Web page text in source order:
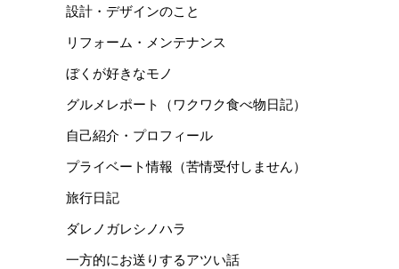
設計・デザインのこと
リフォーム・メンテナンス
ぼくが好きなモノ
グルメレポート（ワクワク食べ物日記）
自己紹介・プロフィール
プライベート情報（苦情受付しません）
旅行日記
ダレノガレシノハラ
一方的にお送りするアツい話